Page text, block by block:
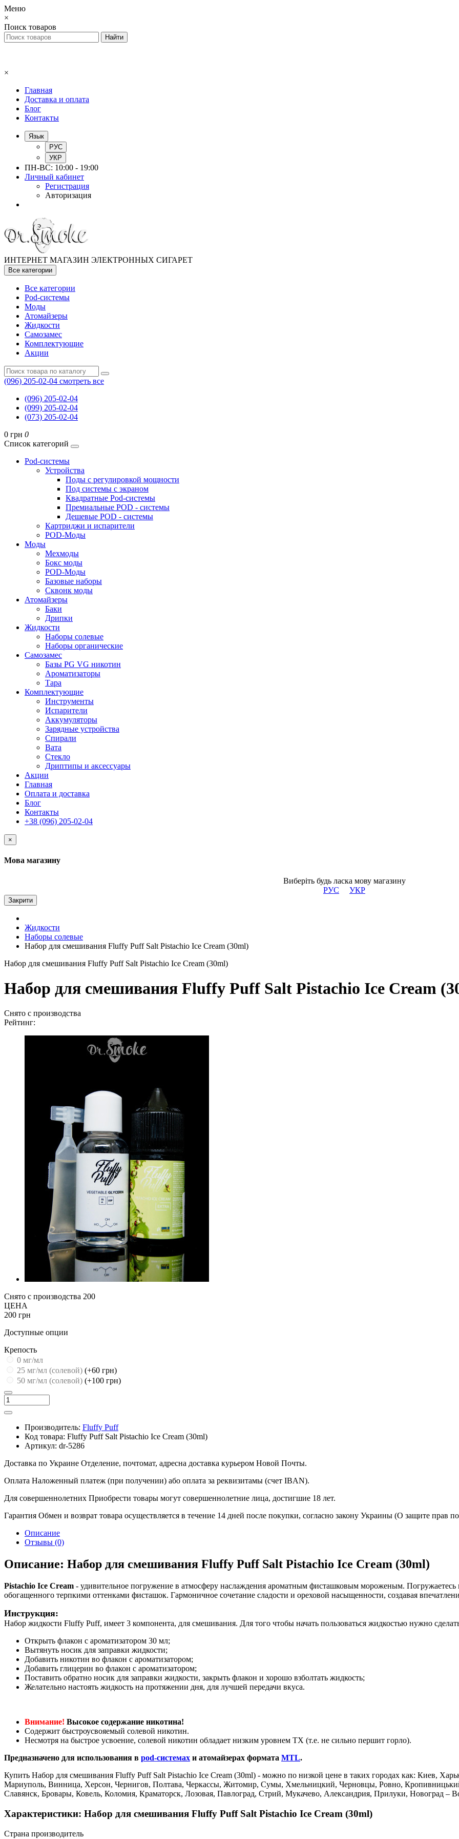
Меню
×
Поиск товаров
×
Главная
Доставка и оплата
Блог
Контакты
Язык
РУС
УКР
ПН-ВС: 10:00 - 19:00
Личный кабинет
Регистрация
Авторизация
ИНТЕРНЕТ МАГАЗИН ЭЛЕКТРОННЫХ СИГАРЕТ
Все категории
Все категории
Pod-системы
Моды
Атомайзеры
Жидкости
Самозамес
Комплектующие
Акции
(096) 205-02-04 смотреть все
(096) 205-02-04
(099) 205-02-04
(073) 205-02-04
0 грн 0
Список категорий
Pod-системы
Устройства
Поды с регулировкой мощности
Под системы с экраном
Квадратные Pod-системы
Премиальные POD - системы
Дешевые POD - системы
Картриджи и испарители
POD-Моды
Моды
Мехмоды
Бокс моды
POD-Моды
Базовые наборы
Сквонк моды
Атомайзеры
Баки
Дрипки
Жидкости
Наборы солевые
Наборы органические
Самозамес
Базы PG VG никотин
Ароматизаторы
Тара
Комплектующие
Инструменты
Испарители
Аккумуляторы
Зарядные устройства
Спирали
Вата
Стекло
Дриптипы и аксессуары
Акции
Главная
Оплата и доставка
Блог
Контакты
+38 (096) 205-02-04
×
Мова магазину
Виберіть будь ласка мову магазину
РУС
УКР
Закрити
Жидкости
Наборы солевые
Набор для смешивания Fluffy Puff Salt Pistachio Ice Cream (30ml)
Набор для смешивания Fluffy Puff Salt Pistachio Ice Cream (30ml)
Набор для смешивания Fluffy Puff Salt Pistachio Ice Cream
Снято с производства
Рейтинг:
Снято с производства 200
ЦЕНА
200 грн
Доступные опции
Крепость
0 мг/мл
25 мг/мл (cолевой) (+60 грн)
50 мг/мл (солевой) (+100 грн)
Производитель: Fluffy Puff
Код товара: Fluffy Puff Salt Pistachio Ice Cream (30ml)
Артикул: dr-5286
Доставка по Украине Отделение, почтомат, адресна доставка курьером Новой Почты.
Оплата Наложенный платеж (при получении) або оплата за реквизитамы (счет IBAN).
Для совершеннолетних Приобрести товары могут совершеннолетние лица, достигшие 18 лет.
Гарантия Обмен и возврат товара осуществляется в течение 14 дней после покупки, согласно закону Украины (О защите прав
Описание
Отзывы (0)
Описание: Набор для смешивания Fluffy Puff Salt Pistachio Ice Cream (30ml)
Pistachio Ice Cream - удивительное погружение в атмосферу наслаждения ароматным фисташковым мороженым.
обогащенного терпкими оттенками фисташок. Гармоничное сочетание сладости и ореховой насыщенности, создавая
Инструкция:
Набор жидкости Fluffy Puff, имеет 3 компонента, для смешивания. Для того чтобы начать пользоваться жидкостью нужно
Открыть флакон с ароматизатором 30 мл;
Вытянуть носик для заправки жидкости;
Добавить никотин во флакон с ароматизатором;
Добавить глицерин во флакон с ароматизатором;
Поставить обратно носик для заправки жидкости, закрыть флакон и хорошо взболтать жидкость;
Желательно настоять жидкость на протяжении дня, для лучшей передачи вкуса.
Внимание! Высокое содержание никотина!
Содержит быстроусвояемый солевой никотин.
Несмотря на быстрое усвоение, солевой никотин обладает низким уровнем ТХ (т.е. не сильно першит горло).
Предназначено для использования в pod-системах и атомайзерах формата MTL.
Купить Набор для смешивания Fluffy Puff Salt Pistachio Ice Cream (30ml) - можно по низкой цене в таких городах как: Киев,
Мариуполь, Винница, Херсон, Чернигов, Полтава, Черкассы, Житомир, Сумы, Хмельницкий, Черновцы, Ровно,
Славянск, Бровары, Ковель, Коломия, Краматорск, Лозовая, Павлоград, Стрий, Мукачево, Александрия, Прилуки, Новоград –
Характеристики: Набор для смешивания Fluffy Puff Salt Pistachio Ice Cream (30ml)
Страна производитель